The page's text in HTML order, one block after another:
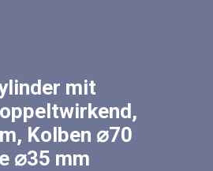
mit
Kolben ⌀70
⌀35 mm